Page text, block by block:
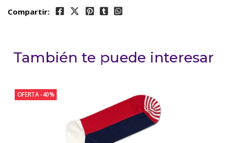
Compartir:
También te puede interesar
OFERTA -40%